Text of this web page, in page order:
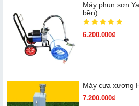
Máy phun sơn
bền)
6.200.000₫
Máy cưa xương
7.200.000₫